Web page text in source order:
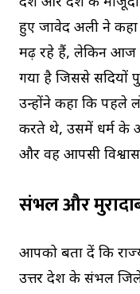
हुए जावेद अली ने कहा
मढ़ रहे हैं, लेकिन आज
गया है जिससे सदियों
उन्होंने कहा कि पहले
करते थे, उसमें धर्म के
और वह आपसी
संभल और
आपको बता दें कि
उत्तर प्रदेश के संभल